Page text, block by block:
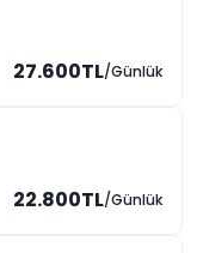
27.600TL/Günlük
22.800TL/Günlük